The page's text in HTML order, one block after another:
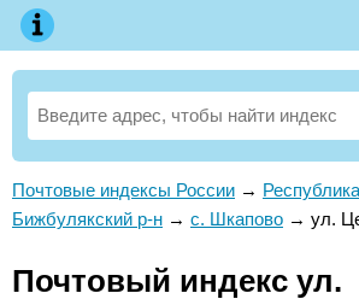
Почтовые индексы России →
Бижбулякский р-н → с. Шкапово → ул.
Почтовый индекс ул.